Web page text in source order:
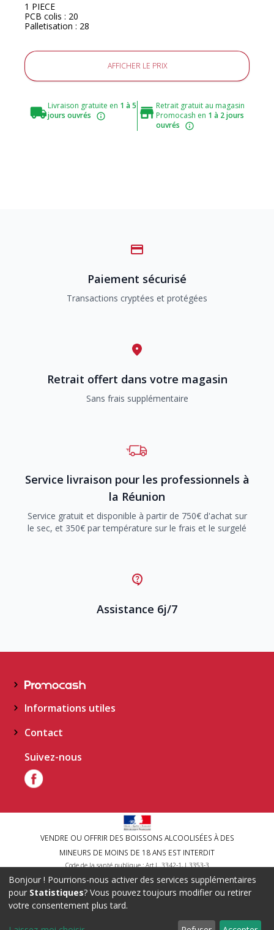
1 PIECE
PCB colis : 20
Palletisation : 28
AFFICHER LE PRIX
Livraison gratuite en 1 à 5
jours ouvrés
Retrait gratuit au magasin
Promocash en 1 à 2 jours
ouvrés
Paiement sécurisé
Transactions cryptées et protégées
Retrait offert dans votre magasin
Sans frais supplémentaire
Service livraison pour les professionnels à
la Réunion
Service gratuit et disponible à partir de 750€ d'achat sur
le sec, et 350€ par température sur le frais et le surgelé
Assistance 6j/7
Informations utiles
Contact
Suivez-nous
VENDRE OU OFFRIR DES BOISSONS ALCOOLISÉES À DES
MINEURS DE MOINS DE 18 ANS EST INTERDIT
Code de la santé publique : Art.L. 3342-1, L.3353-3
L'ABUS D'ALCOOL EST DANGEREUX POUR LA SANTE, A
CONSOMMER AVEC MODERATION
Politique de confidentialité
Bonjour ! Pourrions-nous activer des services supplémentaires
pour Statistiques? Vous pouvez toujours modifier ou retirer
votre consentement plus tard.